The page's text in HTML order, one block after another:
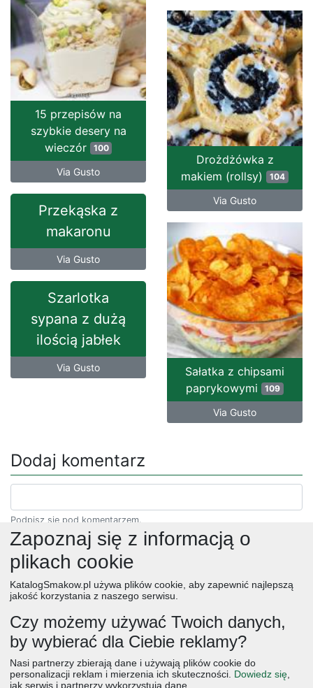
15 przepisów na
szybkie desery na
wieczór
100
Via Gusto
Drożdżówka z
makiem (rollsy) 104
Via Gusto
Przekąska z
makaronu
Via Gusto
Sałatka z chipsami
paprykowymi 109
Via Gusto
Szarlotka
sypana z dużą
ilością jabłek
Via Gusto
Dodaj komentarz
Podpisz się pod komentarzem.
desery
salatki
boże narodzenie warzywa wielkanoc
przekaski
Zapoznaj się z informacją o
plikach cookie
KatalogSmakow.pl używa plików cookie, aby zapewnić najlepszą
jakość korzystania z naszego serwisu.
Czy możemy używać Twoich danych,
by wybierać dla Ciebie reklamy?
Nasi partnerzy zbierają dane i używają plików cookie do
personalizacji reklam i mierzenia ich skuteczności. Dowiedz się
jak serwis i partnerzy wykorzystują dane.